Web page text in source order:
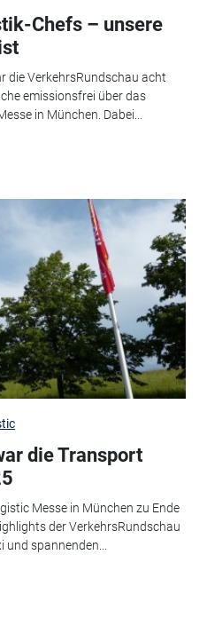
Chefs – unsere
die VerkehrsRundschau acht
emissionsfrei über das
in München. Dabei...
die Transport
Messe in München zu Ende
der VerkehrsRundschau
spannenden...